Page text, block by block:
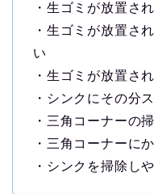
・生ゴミが放置さ
・生ゴミが放置さ
い
・生ゴミが放置さ
・シンクにその分
・三角コーナーの
・三角コーナーに
・シンクを掃除し